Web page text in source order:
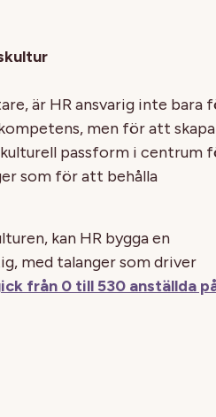
är HR ansvarig inte bara
men för att
passform i centrum
som för att behålla
kan HR bygga en
med talanger som driver
från 0 till 530 anställda